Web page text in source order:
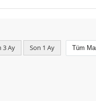
3 Ay Son 1 Ay